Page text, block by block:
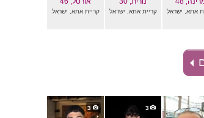
אתא, ישראל קריית אתא, ישראל קריית אתא, ישראל
3
3